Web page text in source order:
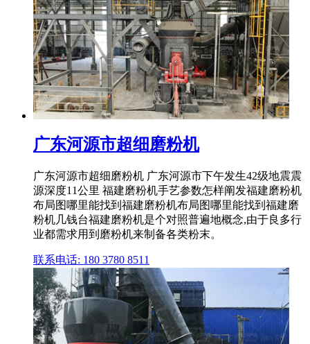
广东河源市超细磨粉机
广东河源市超细磨粉机 广东河源市下午发生42级地震震
源深度11公里 福建磨粉机手艺参数怎样阐发福建磨粉机
布局图哪里能找到福建磨粉机布局图哪里能找到福建磨
粉机几钱台福建磨粉机是个对照普遍地概念,由于良多行
业都需求用到磨粉机来制备各类粉末。
联系电话: 180 3780 8511